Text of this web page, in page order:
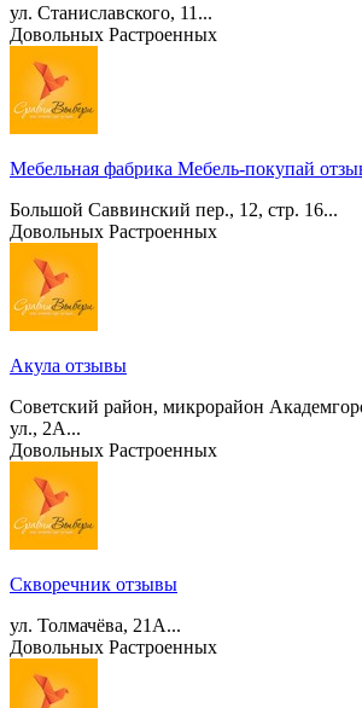
ул. Станиславского, 11...
Довольных Растроенных
Мебельная фабрика Мебель-покупай
Большой Саввинский пер., 12, стр. 16...
Довольных Растроенных
Акула отзывы
Советский район, микрорайон
ул., 2А...
Довольных Растроенных
Скворечник отзывы
ул. Толмачёва, 21А...
Довольных Растроенных